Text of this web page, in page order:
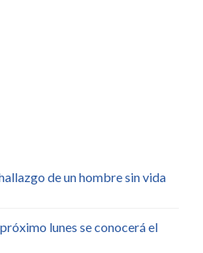
de un hombre sin vida
lunes se conocerá el